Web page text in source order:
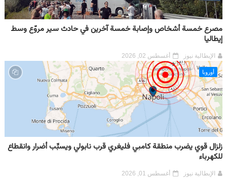
مصرع خمسة أشخاص وإصابة خمسة آخرين في حادث سير مروّع وسط
إيطاليا
الإيطالية نيوز أغسطس 02, 2026
أوروبا
زلزال قوي يضرب منطقة كامبي فليغري قرب نابولي ويسبِّب أضرار وانقطاع
للكهرباء
الإيطالية نيوز أغسطس 01, 2026